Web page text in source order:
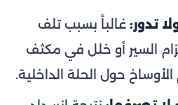
تدور: غالباً بسبب تلف
السير أو خلل في مكثف
الأوساخ حول الحلة الداخلية.